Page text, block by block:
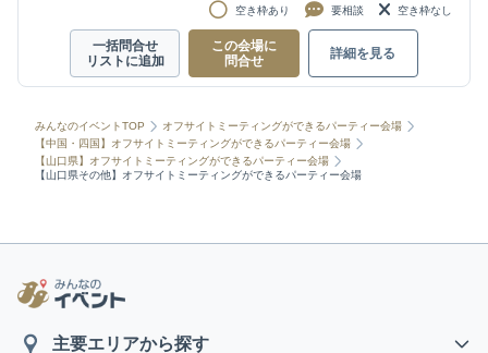
空き枠あり 要相談 空き枠なし
一括問合せ
リストに追加
この会場に
問合せ
詳細を見る
みんなのイベントTOP
オフサイトミーティングができるパーティー会場
【中国・四国】オフサイトミーティングができるパーティー会場
【山口県】オフサイトミーティングができるパーティー会場
【山口県その他】オフサイトミーティングができるパーティー会場
主要エリアから探す